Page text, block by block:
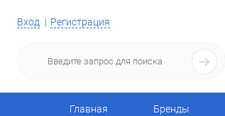
Вход Регистрация
Главная Бренды